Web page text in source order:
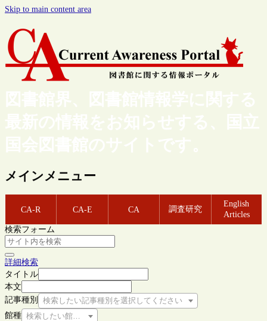
Skip to main content area
図書館界、図書館情報学に関する
最新の情報をお知らせする、国立
国会図書館のサイトです。
メインメニュー
CA-R CA-E CA 調査研究
English
Articles
検索フォーム
詳細検索
タイトル
本文
記事種別
検索したい記事種別を選択してください
館種 検索したい館種を選択してください